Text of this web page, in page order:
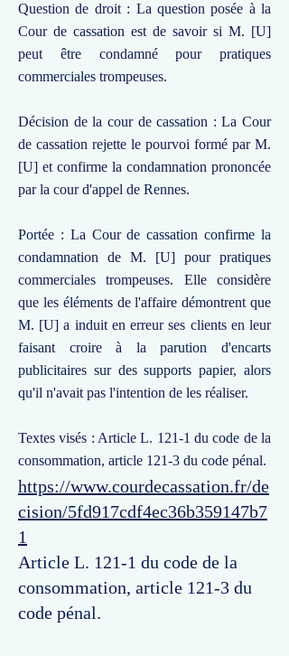
Question de droit : La question posée à la
Cour de cassation est de savoir si M. [U]
peut être condamné pour pratiques
commerciales trompeuses.
Décision de la cour de cassation : La Cour
de cassation rejette le pourvoi formé par M.
[U] et confirme la condamnation prononcée
par la cour d'appel de Rennes.
Portée : La Cour de cassation confirme la
condamnation de M. [U] pour pratiques
commerciales trompeuses. Elle considère
que les éléments de l'affaire démontrent que
M. [U] a induit en erreur ses clients en leur
faisant croire à la parution d'encarts
publicitaires sur des supports papier, alors
qu'il n'avait pas l'intention de les réaliser.
Textes visés : Article L. 121-1 du code de la
consommation, article 121-3 du code pénal.
https://www.courdecassation.fr/de
cision/5fd917cdf4ec36b359147b7
1
Article L. 121-1 du code de la
consommation, article 121-3 du
code pénal.